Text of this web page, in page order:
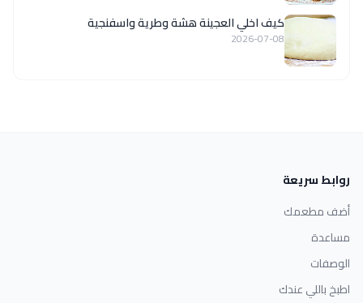
كيف اخلي العجينة هشة وطرية واسفنجية
2026-07-08
روابط سريعة
أضف مطعمك
مساعدة
الوصفات
اطبخ باللي عندك